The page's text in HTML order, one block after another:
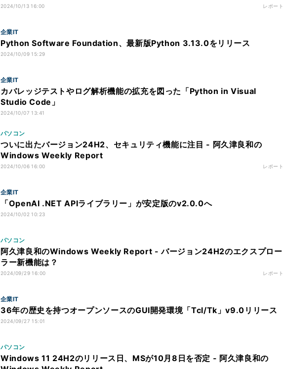
2024/10/13 16:00 レポート
企業IT
Python Software Foundation、最新版Python 3.13.0をリリース
2024/10/09 15:29
企業IT
カバレッジテストやログ解析機能の拡充を図った「Python in Visual
Studio Code」
2024/10/07 13:41
パソコン
ついに出たバージョン24H2、セキュリティ機能に注目 - 阿久津良和の
Windows Weekly Report
2024/10/06 16:00 レポート
企業IT
「OpenAI .NET APIライブラリー」が安定版のv2.0.0へ
2024/10/02 10:23
パソコン
阿久津良和のWindows Weekly Report - バージョン24H2のエクスプロー
ラー新機能は？
2024/09/29 16:00 レポート
企業IT
36年の歴史を持つオープンソースのGUI開発環境「Tcl/Tk」v9.0リリース
2024/09/27 15:01
パソコン
Windows 11 24H2のリリース日、MSが10月8日を否定 - 阿久津良和の